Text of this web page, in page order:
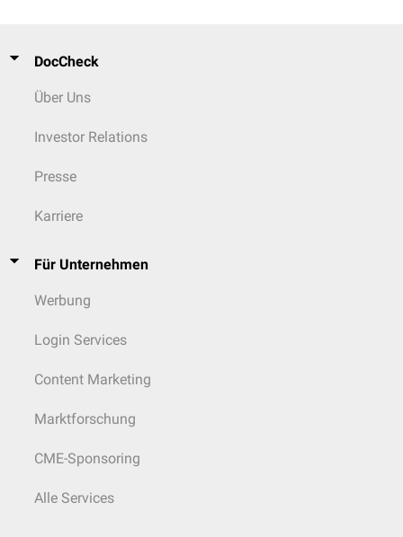
DocCheck
Über Uns
Investor Relations
Presse
Karriere
Für Unternehmen
Werbung
Login Services
Content Marketing
Marktforschung
CME-Sponsoring
Alle Services